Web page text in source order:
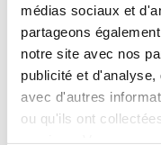
médias sociaux et
partageons
notre site avec nos
publicité et
avec d'autres
ou qu'ils ont
leur expérience sous
juin au Salon
de Paris-Le Bourget
Le Berry Républicain